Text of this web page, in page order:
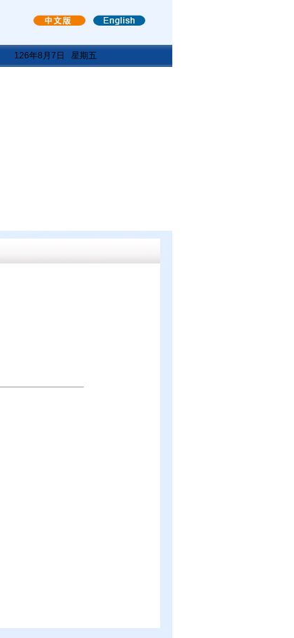
126年8月7日 星期五